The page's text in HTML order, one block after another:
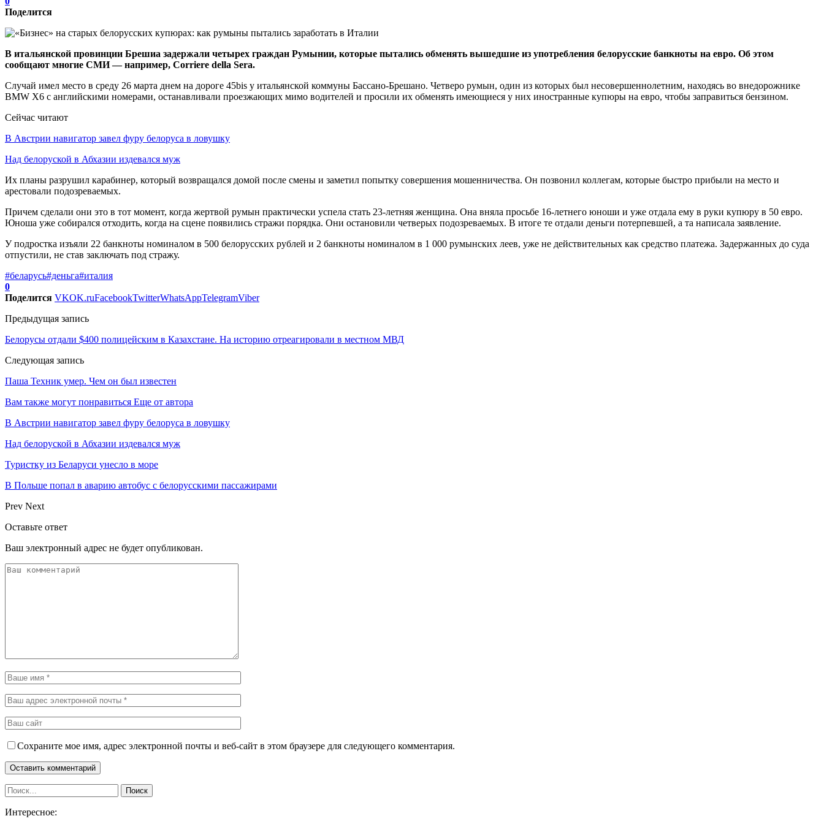
Поделится
В итальянской провинции Брешиа задержали четырех граждан Румынии, которые пытались обменять вышедшие из употребления белорусские банкноты на евро. Об этом
сообщают многие СМИ — например, Corriere della Sera.
Случай имел место в среду 26 марта днем на дороге 45bis у итальянской коммуны Бассано-Брешано. Четверо румын, один из которых был несовершеннолетним, находясь во внедорожнике
BMW X6 с английскими номерами, останавливали проезжающих мимо водителей и просили их обменять имеющиеся у них иностранные купюры на евро, чтобы заправиться бензином.
Сейчас читают
В Австрии навигатор завел фуру белоруса в ловушку
Над белоруской в Абхазии издевался муж
Их планы разрушил карабинер, который возвращался домой после смены и заметил попытку совершения мошенничества. Он позвонил коллегам, которые быстро прибыли на место и
арестовали подозреваемых.
Причем сделали они это в тот момент, когда жертвой румын практически успела стать 23-летняя женщина. Она вняла просьбе 16-летнего юноши и уже отдала ему в руки купюру в 50 евро.
Юноша уже собирался отходить, когда на сцене появились стражи порядка. Они остановили четверых подозреваемых. В итоге те отдали деньги потерпевшей, а та написала заявление.
У подростка изъяли 22 банкноты номиналом в 500 белорусских рублей и 2 банкноты номиналом в 1 000 румынских леев, уже не действительных как средство платежа. Задержанных до суда
отпустили, не став заключать под стражу.
#беларусь#деньга#италия
0
Поделится VKOK.ruFacebookTwitterWhatsAppTelegramViber
Предыдущая запись
Белорусы отдали $400 полицейским в Казахстане. На историю отреагировали в местном МВД
Следующая запись
Паша Техник умер. Чем он был известен
Вам также могут понравиться Еще от автора
В Австрии навигатор завел фуру белоруса в ловушку
Над белоруской в Абхазии издевался муж
Туристку из Беларуси унесло в море
В Польше попал в аварию автобус с белорусскими пассажирами
Prev Next
Оставьте ответ
Ваш электронный адрес не будет опубликован.
Сохраните мое имя, адрес электронной почты и веб-сайт в этом браузере для следующего комментария.
Интересное: